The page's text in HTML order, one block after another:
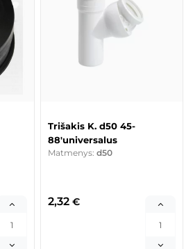
Trišakis K. d50 45-
88'universalus
Matmenys: d50
2,32 €